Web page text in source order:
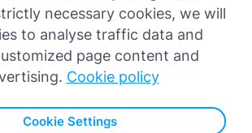
necessary cookies, we will
to analyse traffic data and
page content and
Cookie policy
Cookie Settings
notícia é que o Tachogram funciona
dispositivos móveis iOS e Android, bem
dos leitores de cartões de tacógrafo!
móveis suportados